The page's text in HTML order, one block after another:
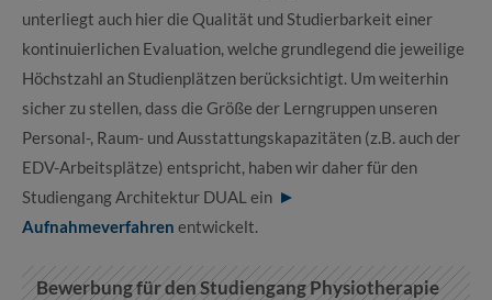
unterliegt auch hier die Qualität und Studierbarkeit einer
kontinuierlichen Evaluation, welche grundlegend die jeweilige
Höchstzahl an Studienplätzen berücksichtigt. Um weiterhin
sicher zu stellen, dass die Größe der Lerngruppen unseren
Personal-, Raum- und Ausstattungskapazitäten (z.B. auch der
EDV-Arbeitsplätze) entspricht, haben wir daher für den
Studiengang Architektur DUAL ein
Aufnahmeverfahren entwickelt.
Bewerbung für den Studiengang Physiotherapie